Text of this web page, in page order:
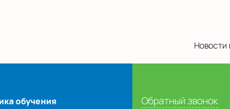
обучения
Обратный звонок